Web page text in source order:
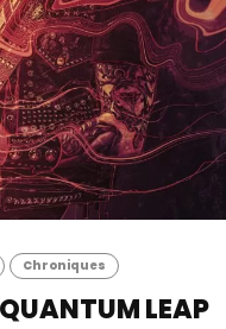
Chroniques
LEAP